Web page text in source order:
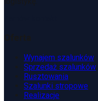
Wynajem szalunków
Sprzedaż szalunków
Rusztowania
Szalunki stropowe
Realizacje